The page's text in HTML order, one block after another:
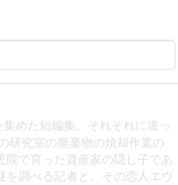
めた短編集。それぞれに違っ
研究室の廃棄物の焼却作業の
で育った資産家の隠し子であ
を調べる記者と、その恋人エヴ